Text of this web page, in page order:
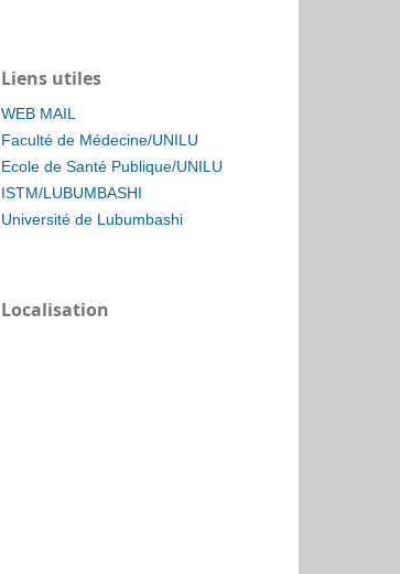
Liens utiles
WEB MAIL
Faculté de Médecine/UNILU
Ecole de Santé Publique/UNILU
ISTM/LUBUMBASHI
Université de Lubumbashi
Localisation